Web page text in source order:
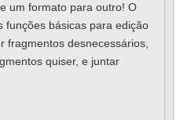
um formato para outro! O
funções básicas para edição
fragmentos desnecessários,
quiser, e juntar